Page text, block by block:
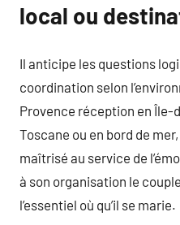
local ou
Il anticipe les questions
coordination selon
Provence réception en
Toscane ou en bord de
maîtrisé au service de
à son organisation le
l’essentiel où qu’il se marie.